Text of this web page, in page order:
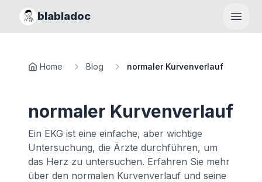
blabladoc
Home Blog normaler Kurvenverlauf
normaler Kurvenverlauf
Ein EKG ist eine einfache, aber wichtige
Untersuchung, die Ärzte durchführen, um
das Herz zu untersuchen. Erfahren Sie mehr
über den normalen Kurvenverlauf und seine